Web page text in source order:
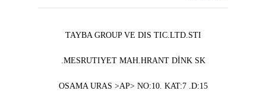
TAYBA GROUP VE DIS TIC.LTD.STI
MESRUTIYET MAH.HRANT DİNK SK.
OSAMA URAS >AP> NO:10. KAT:7 .D:15